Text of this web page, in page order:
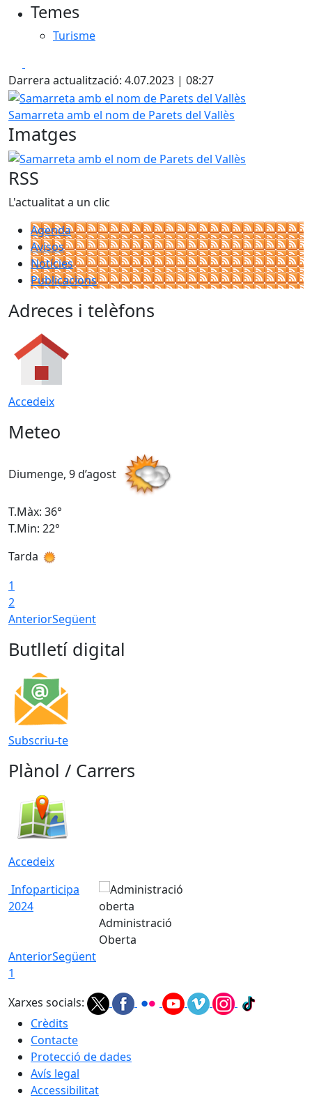
Temes
Turisme
Darrera actualització: 4.07.2023 | 08:27
Samarreta amb el nom de Parets del Vallès
Samarreta amb el nom de Parets del Vallès
Imatges
Samarreta amb el nom de Parets del Vallès
RSS
L'actualitat a un clic
Agenda
Avisos
Notícies
Publicacions
Adreces i telèfons
Accedeix
Meteo
Diumenge, 9 d’agost
T.Màx: 36°
T.Min: 22°
Tarda
1
2
AnteriorSegüent
Butlletí digital
Subscriu-te
Plànol / Carrers
Accedeix
Infoparticipa
2024
Administració
Oberta
AnteriorSegüent
1
Xarxes socials:
Crèdits
Contacte
Protecció de dades
Avís legal
Accessibilitat